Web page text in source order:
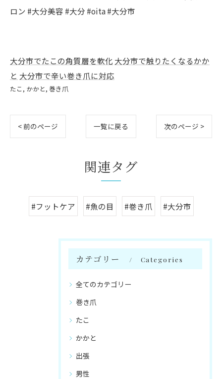
ロン #大分美容 #大分 #oita #大分市
大分市でたこの角質層を軟化 大分市で触りたくなるかか
と 大分市で辛い巻き爪に対応
たこ かかと 巻き爪
< 前のページ 一覧に戻る 次のページ >
関連タグ
#フットケア #魚の目 #巻き爪 #大分市
カテゴリー Categories
全てのカテゴリー
巻き爪
たこ
かかと
出張
男性